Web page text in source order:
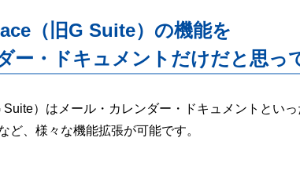
（旧G Suite）の機能を
ー・ドキュメントだけだと思っ
）はメール・カレンダー・ドキュメントといっ
ど、様々な機能拡張が可能です。